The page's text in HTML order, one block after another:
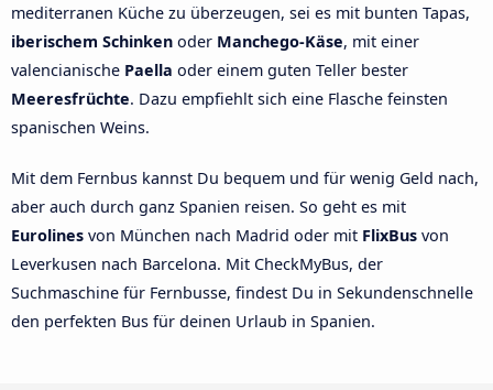
mediterranen Küche zu überzeugen, sei es mit bunten Tapas,
iberischem Schinken oder Manchego-Käse, mit einer
valencianische Paella oder einem guten Teller bester
Meeresfrüchte. Dazu empfiehlt sich eine Flasche feinsten
spanischen Weins.
Mit dem Fernbus kannst Du bequem und für wenig Geld nach,
aber auch durch ganz Spanien reisen. So geht es mit
Eurolines von München nach Madrid oder mit FlixBus von
Leverkusen nach Barcelona. Mit CheckMyBus, der
Suchmaschine für Fernbusse, findest Du in Sekundenschnelle
den perfekten Bus für deinen Urlaub in Spanien.